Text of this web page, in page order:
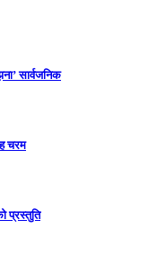
सार्वजनिक
चरम
प्रस्तुति